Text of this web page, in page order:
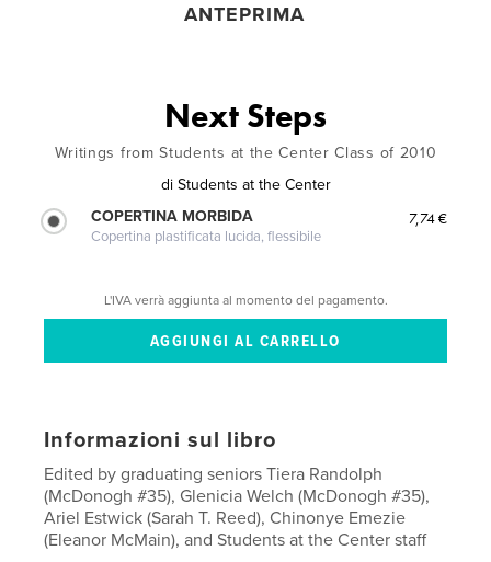
ANTEPRIMA
Next Steps
Writings from Students at the Center Class of 2010
di Students at the Center
COPERTINA MORBIDA
Copertina plastificata lucida, flessibile
7,74 €
L'IVA verrà aggiunta al momento del pagamento.
Informazioni sul libro
Edited by graduating seniors Tiera Randolph
(McDonogh #35), Glenicia Welch (McDonogh #35),
Ariel Estwick (Sarah T. Reed), Chinonye Emezie
(Eleanor McMain), and Students at the Center staff